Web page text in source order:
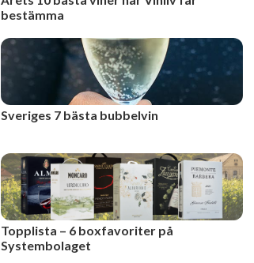
bestämma
Sveriges 7 bästa bubbelvin
Topplista – 6 boxfavoriter på
Systembolaget